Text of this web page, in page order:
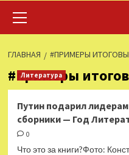
меню
ГЛАВНАЯ #ПРИМЕРЫ
#примеры
Литература
Путин подарил
сборники — Год
0
Что это за книги?Фото: